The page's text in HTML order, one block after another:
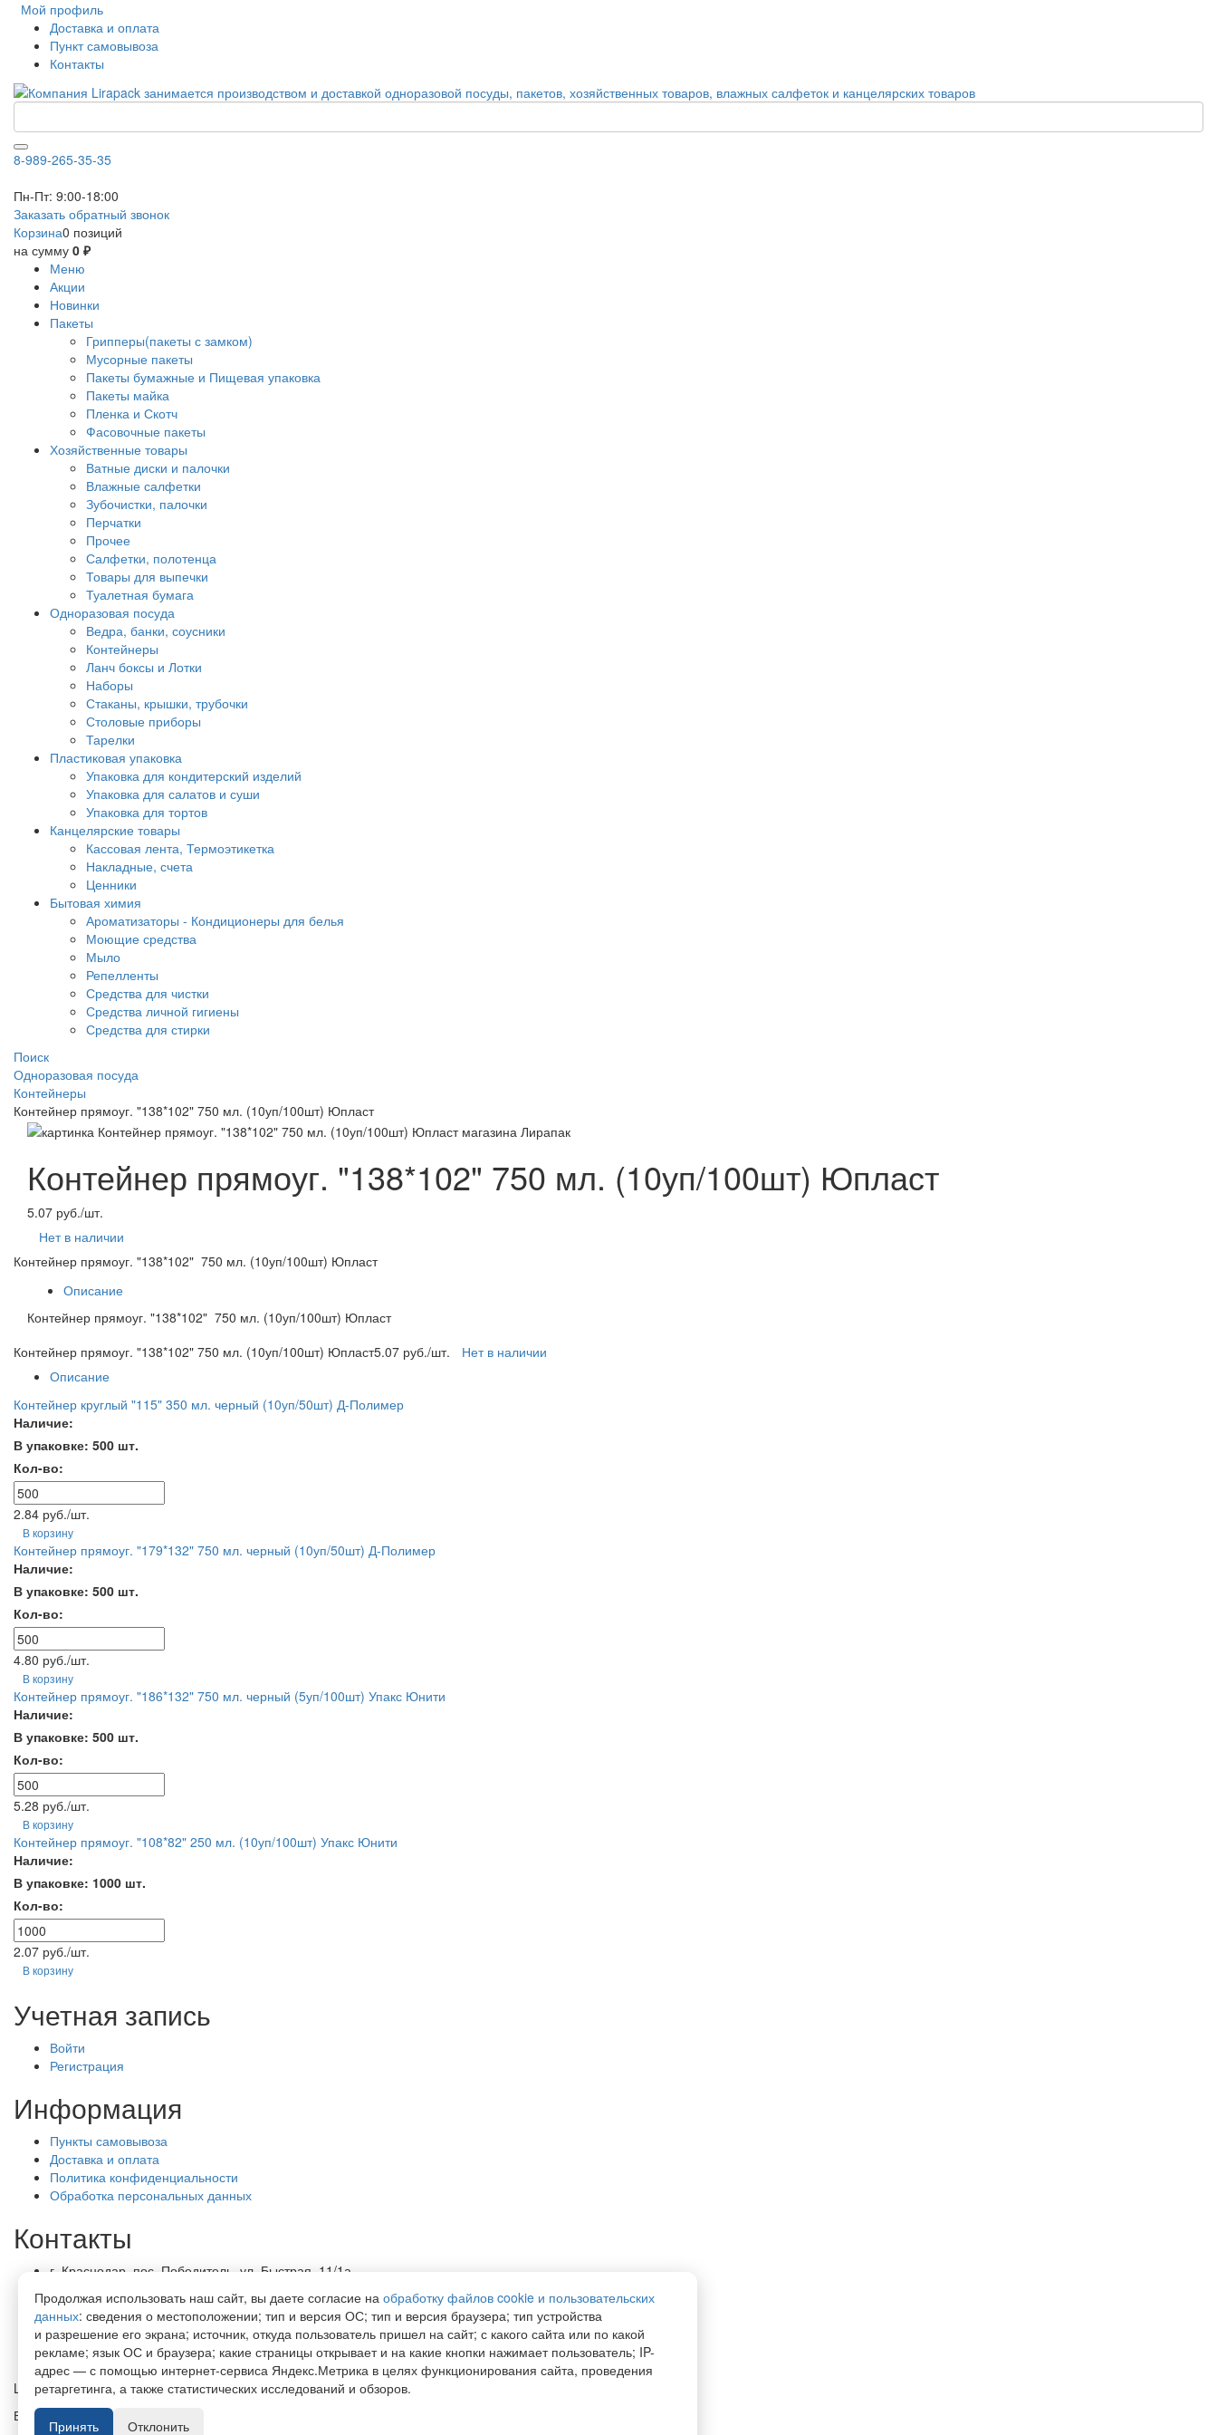
Мой профиль
Доставка и оплата
Пункт самовывоза
Контакты
8-989-265-35-35
Пн-Пт: 9:00-18:00
Заказать обратный звонок
Корзина0 позиций
на сумму 0 ₽
Меню
Акции
Новинки
Пакеты
Грипперы(пакеты с замком)
Мусорные пакеты
Пакеты бумажные и Пищевая упаковка
Пакеты майка
Пленка и Скотч
Фасовочные пакеты
Хозяйственные товары
Ватные диски и палочки
Влажные салфетки
Зубочистки, палочки
Перчатки
Прочее
Салфетки, полотенца
Товары для выпечки
Туалетная бумага
Одноразовая посуда
Ведра, банки, соусники
Контейнеры
Ланч боксы и Лотки
Наборы
Стаканы, крышки, трубочки
Столовые приборы
Тарелки
Пластиковая упаковка
Упаковка для кондитерский изделий
Упаковка для салатов и суши
Упаковка для тортов
Канцелярские товары
Кассовая лента, Термоэтикетка
Накладные, счета
Ценники
Бытовая химия
Ароматизаторы - Кондиционеры для белья
Моющие средства
Мыло
Репелленты
Средства для чистки
Средства личной гигиены
Средства для стирки
Поиск
Одноразовая посуда
Контейнеры
Контейнер прямоуг. "138*102" 750 мл. (10уп/100шт) Юпласт
Контейнер прямоуг. "138*102" 750 мл. (10уп/100шт) Юпласт
5.07 руб./шт.
Нет в наличии
Контейнер прямоуг. "138*102" 750 мл. (10уп/100шт) Юпласт
Описание
Контейнер прямоуг. "138*102" 750 мл. (10уп/100шт) Юпласт
Контейнер прямоуг. "138*102" 750 мл. (10уп/100шт) Юпласт5.07 руб./шт.
Нет в наличии
Описание
Контейнер круглый "115" 350 мл. черный (10уп/50шт) Д-Полимер
Наличие:
В упаковке: 500 шт.
Кол-во:
2.84 руб./шт.
В корзину
Контейнер прямоуг. "179*132" 750 мл. черный (10уп/50шт) Д-Полимер
Наличие:
В упаковке: 500 шт.
Кол-во:
4.80 руб./шт.
В корзину
Контейнер прямоуг. "186*132" 750 мл. черный (5уп/100шт) Упакс Юнити
Наличие:
В упаковке: 500 шт.
Кол-во:
5.28 руб./шт.
В корзину
Контейнер прямоуг. "108*82" 250 мл. (10уп/100шт) Упакс Юнити
Наличие:
В упаковке: 1000 шт.
Кол-во:
2.07 руб./шт.
В корзину
Учетная запись
Войти
Регистрация
Информация
Пункты самовывоза
Доставка и оплата
Политика конфиденциальности
Обработка персональных данных
Контакты
г. Краснодар, пос. Победитель, ул. Быстрая, 11/1а
Пн-Пт 9.00 — 18.00
office@lirapack.com
Посмотреть на карте
Lirapack ©2026 Все права защищены.
Все торговые марки принадлежат их владельцам
Продолжая использовать наш сайт, вы даете согласие на обработку файлов cookie и пользовательских
данных: сведения о местоположении; тип и версия ОС; тип и версия браузера; тип устройства
и разрешение его экрана; источник, откуда пользователь пришел на сайт; с какого сайта или по какой
рекламе; язык ОС и браузера; какие страницы открывает и на какие кнопки нажимает пользователь; IP-
адрес — с помощью интернет-сервиса Яндекс.Метрика в целях функционирования сайта, проведения
ретаргетинга, а также статистических исследований и обзоров.
Принять Отклонить